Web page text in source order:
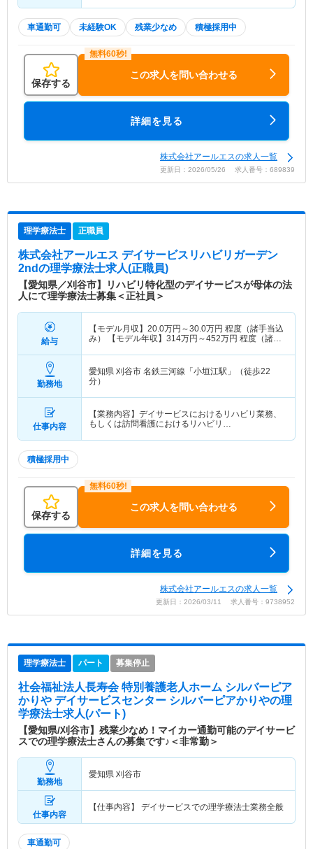
車通勤可 未経験OK 残業少なめ 積極採用中
保存する
この求人を問い合わせる
詳細を見る
株式会社アールエスの求人一覧
更新日：2026/05/26 求人番号：689839
理学療法士 正職員
株式会社アールエス デイサービスリハビリガーデン
2ndの理学療法士求人(正職員)
【愛知県／刈谷市】リハビリ特化型のデイサービスが母体の法
人にて理学療法士募集＜正社員＞
給与
【モデル月収】 20.0万円～30.0万円 程度（諸手当込
み） 【モデル年収】 314万円～452万円 程度（諸手
勤務地
愛知県 刈谷市 名鉄三河線「小垣江駅」（徒歩22
分）
仕事内容
【業務内容】デイサービスにおけるリハビリ業務、
もしくは訪問看護におけるリハビリ…
積極採用中
保存する
この求人を問い合わせる
詳細を見る
株式会社アールエスの求人一覧
更新日：2026/03/11 求人番号：9738952
理学療法士 パート 募集停止
社会福祉法人長寿会 特別養護老人ホーム シルバーピア
かりや デイサービスセンター シルバーピアかりやの理
学療法士求人(パート)
【愛知県/刈谷市】残業少なめ！マイカー通勤可能のデイサービ
スでの理学療法士さんの募集です♪＜非常勤＞
勤務地
愛知県 刈谷市
仕事内容
【仕事内容】 デイサービスでの理学療法士業務全般
車通勤可